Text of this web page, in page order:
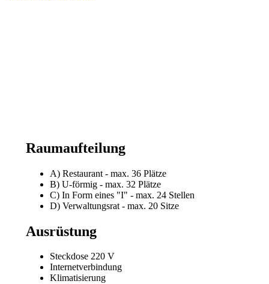
Raumaufteilung
A) Restaurant - max. 36 Plätze
B) U-förmig - max. 32 Plätze
C) In Form eines "I" - max. 24 Stellen
D) Verwaltungsrat - max. 20 Sitze
Ausrüstung
Steckdose 220 V
Internetverbindung
Klimatisierung